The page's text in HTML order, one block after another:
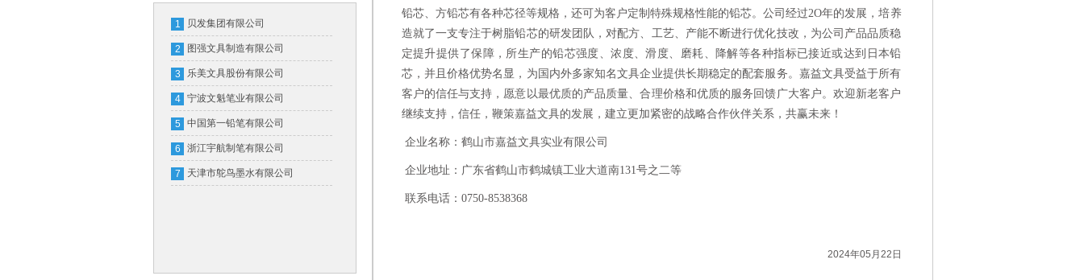
1 贝发集团有限公司
2 图强文具制造有限公司
3 乐美文具股份有限公司
4 宁波文魁笔业有限公司
5 中国第一铅笔有限公司
6 浙江宇航制笔有限公司
7 天津市鸵鸟墨水有限公司
铅芯、方铅芯有各种芯径等规格，还可为客户定制特殊规格性能的铅芯。公司经过2O年的发展，培养
造就了一支专注于树脂铅芯的研发团队，对配方、工艺、产能不断进行优化技改，为公司产品品质稳
定提升提供了保障，所生产的铅芯强度、浓度、滑度、磨耗、降解等各种指标已接近或达到日本铅
芯，并且价格优势名显，为国内外多家知名文具企业提供长期稳定的配套服务。嘉益文具受益于所有
客户的信任与支持，愿意以最优质的产品质量、合理价格和优质的服务回馈广大客户。欢迎新老客户
继续支持，信任，鞭策嘉益文具的发展，建立更加紧密的战略合作伙伴关系，共赢未来！
企业名称：鹤山市嘉益文具实业有限公司
企业地址：广东省鹤山市鹤城镇工业大道南131号之二等
联系电话： 0750-8538368
2024年05月22日